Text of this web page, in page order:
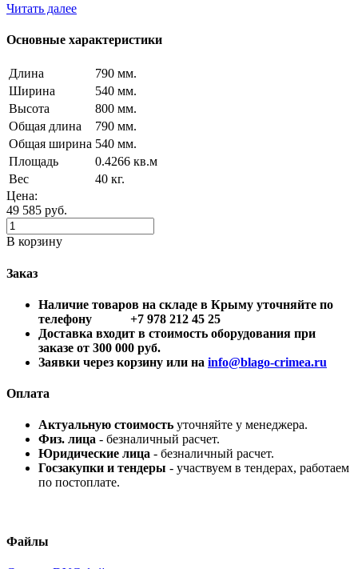
Читать далее
Основные характеристики
Длина
790 мм.
Ширина
540 мм.
Высота
800 мм.
Общая длина
790 мм.
Общая ширина 540 мм.
Площадь
0.4266 кв.м
Вес
40 кг.
Цена:
49 585 руб.
В корзину
Заказ
Наличие товаров на складе в Крыму уточняйте по
телефону +7 978 212 45 25
Доставка входит в стоимость оборудования при
заказе от 300 000 руб.
Заявки через корзину или на info@blago-crimea.ru
Оплата
Актуальную стоимость уточняйте у менеджера.
Физ. лица - безналичный расчет.
Юридические лица - безналичный расчет.
Госзакупки и тендеры - участвуем в тендерах, работаем
по постоплате.
Файлы